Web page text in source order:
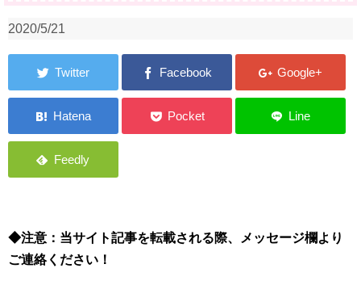
2020/5/21
◆注意：当サイト記事を転載される際、メッセージ欄より
ご連絡ください！